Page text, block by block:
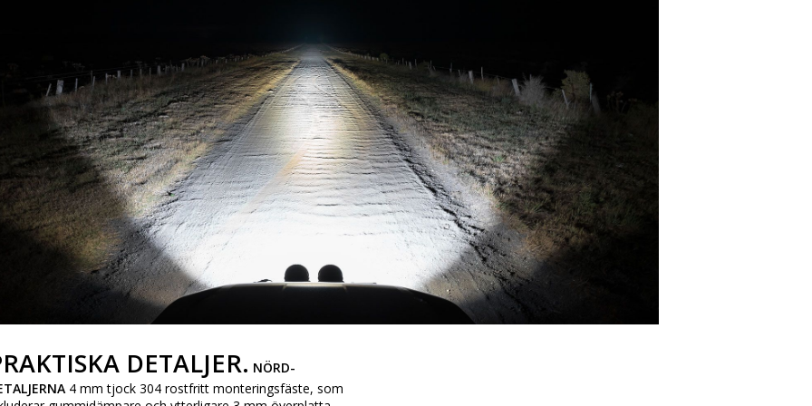
DETALJER. NÖRD-
4 mm tjock 304 rostfritt monteringsfäste, som